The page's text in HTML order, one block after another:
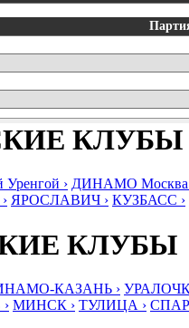
КЛУБЫ
› ДИНАМО Москва
ЯРОСЛАВИЧ › КУЗБАСС ›
КЛУБЫ
КАЗАНЬ ›
МИНСК › ТУЛИЦА ›